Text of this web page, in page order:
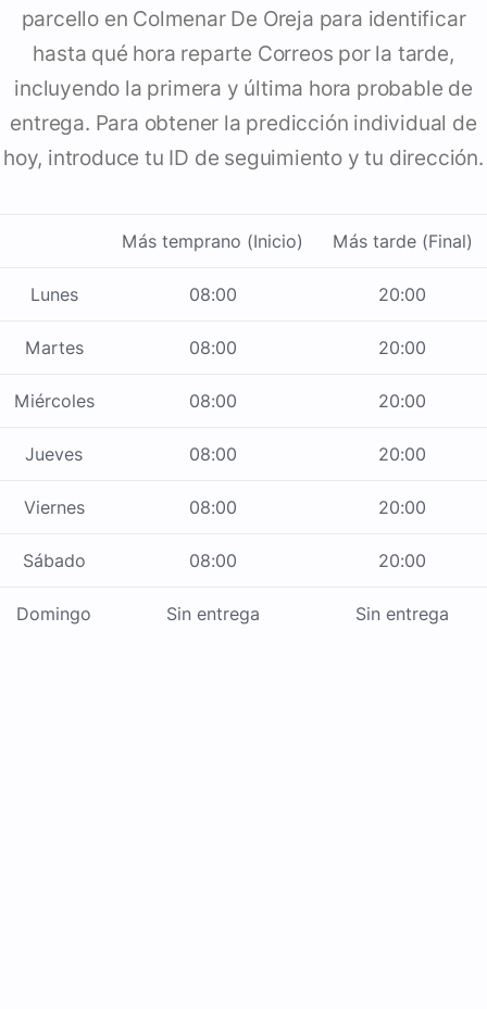
parcello en Colmenar De Oreja para identificar
hasta qué hora reparte Correos por la tarde,
incluyendo la primera y última hora probable de
entrega. Para obtener la predicción individual de
hoy, introduce tu ID de seguimiento y tu dirección.
Más temprano (Inicio) Más tarde (Final)
Lunes 08:00 20:00
Martes 08:00 20:00
Miércoles 08:00 20:00
Jueves 08:00 20:00
Viernes 08:00 20:00
Sábado 08:00 20:00
Domingo Sin entrega Sin entrega